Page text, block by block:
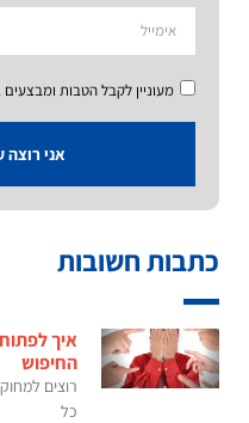
מעוניין לקבל הטבות ומבצעים
אני רוצה
כתבות חשובות
איך
החיפוש
רוצים
כל